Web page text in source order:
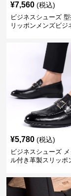
¥7,560 (税込)
ビジネスシューズ
リッポンメンズビジ
¥5,780 (税込)
ビジネスシューズ
ル付き革製スリッポ